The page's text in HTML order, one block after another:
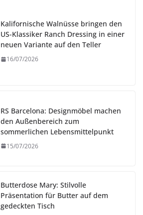
Kalifornische Walnüsse bringen den
US-Klassiker Ranch Dressing in einer
neuen Variante auf den Teller
16/07/2026
RS Barcelona: Designmöbel machen
den Außenbereich zum
sommerlichen Lebensmittelpunkt
15/07/2026
Butterdose Mary: Stilvolle
Präsentation für Butter auf dem
gedeckten Tisch